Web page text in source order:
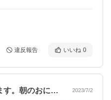
違反報告 いいね 0
なんどもリピートしています。朝のおにぎ… 2023/7/2